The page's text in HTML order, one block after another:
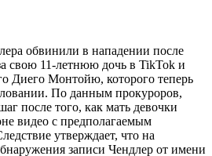
обвинили в нападении после
свою 11-летнюю дочь в TikTok и
Диего Монтойю, которого теперь
По данным прокуроров,
после того, как мать девочки
видео с предполагаемым
утверждает, что на
записи Чендлер от имени